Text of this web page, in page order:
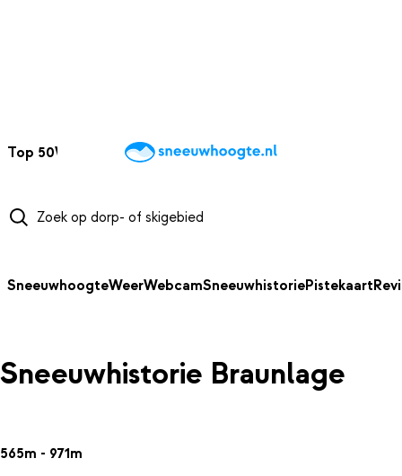
Top 50Webcams WintersportweerKaarten
SneeuwhoogteWeerWebcamSneeuwhistoriePistekaart
Sneeuwhistorie Braunlage
565m - 971m